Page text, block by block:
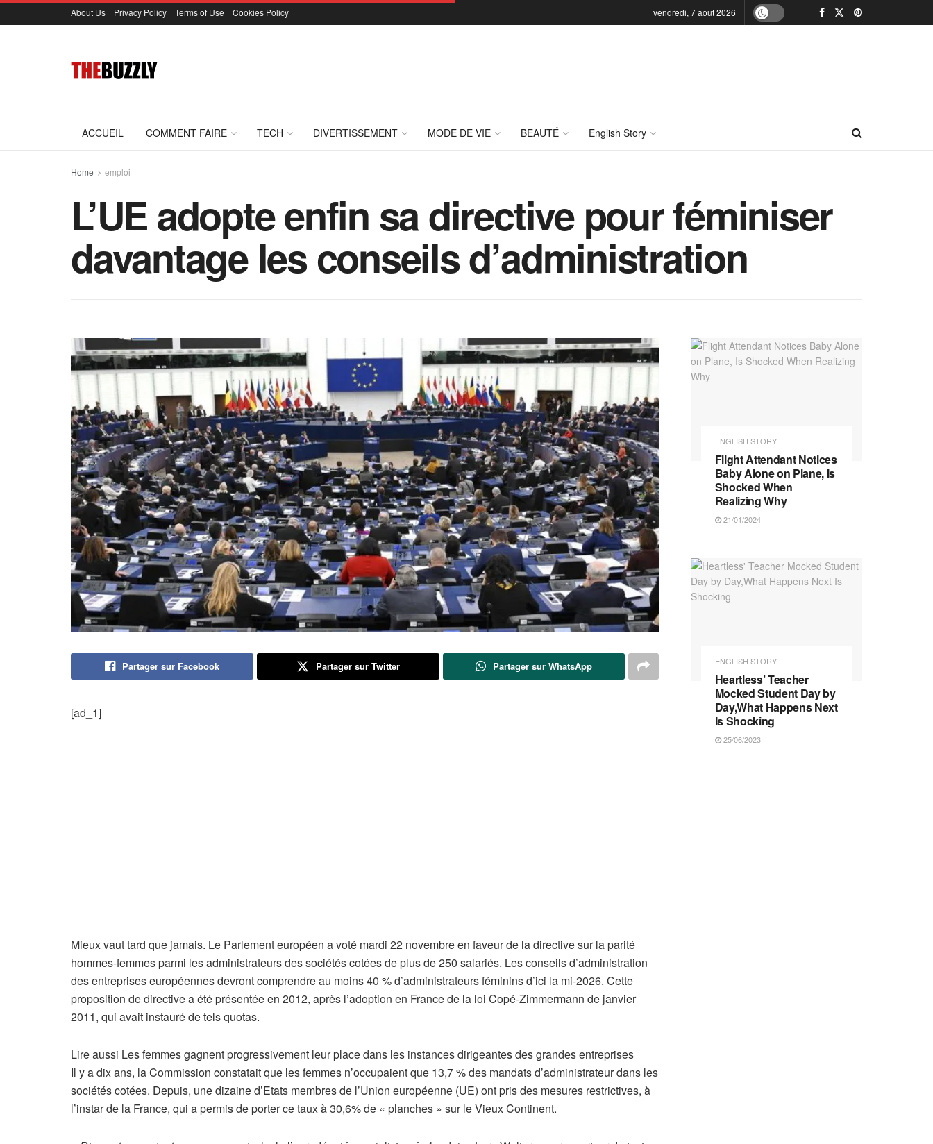
About Us Privacy Policy Terms of Use Cookies Policy vendredi, 7 août 2026
ACCUEIL COMMENT FAIRE TECH DIVERTISSEMENT MODE DE VIE BEAUTÉ English Story
Home emploi
L’UE adopte enfin sa directive pour féminiser
davantage les conseils d’administration
Partager sur Facebook Partager sur Twitter Partager sur WhatsApp
[ad_1]
Mieux vaut tard que jamais. Le Parlement européen a voté mardi 22 novembre en faveur de la directive sur la parité
hommes-femmes parmi les administrateurs des sociétés cotées de plus de 250 salariés. Les conseils d’administration
des entreprises européennes devront comprendre au moins 40 % d’administrateurs féminins d’ici la mi-2026. Cette
proposition de directive a été présentée en 2012, après l’adoption en France de la loi Copé-Zimmermann de janvier
2011, qui avait instauré de tels quotas.
Lire aussi A
r
t
i
Les femmes gagnent progressivement leur place dans les instances dirigeantes des grandes entreprises
Il y a dix ans, la Commission constatait que les femmes n’occupaient que 13,7 % des mandats d’administrateur dans les
sociétés cotées. Depuis, une dizaine d’Etats membres de l’Union européenne (UE) ont pris des mesures restrictives, à
l’instar de la France, qui a permis de porter ce taux à 30,6% de « planches » sur le Vieux Continent.
ENGLISH STORY
Flight Attendant Notices
Baby Alone on Plane, Is
Shocked When
Realizing Why
21/01/2024
ENGLISH STORY
Heartless’ Teacher
Mocked Student Day by
Day,What Happens Next
Is Shocking
25/06/2023